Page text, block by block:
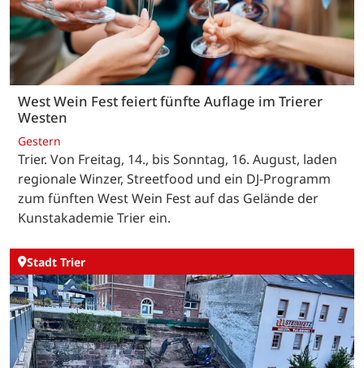
West Wein Fest feiert fünfte Auflage im Trierer
Westen
Gestern
Trier. Von Freitag, 14., bis Sonntag, 16. August, laden
regionale Winzer, Streetfood und ein DJ-Programm
zum fünften West Wein Fest auf das Gelände der
Kunstakademie Trier ein.
Stadt Trier